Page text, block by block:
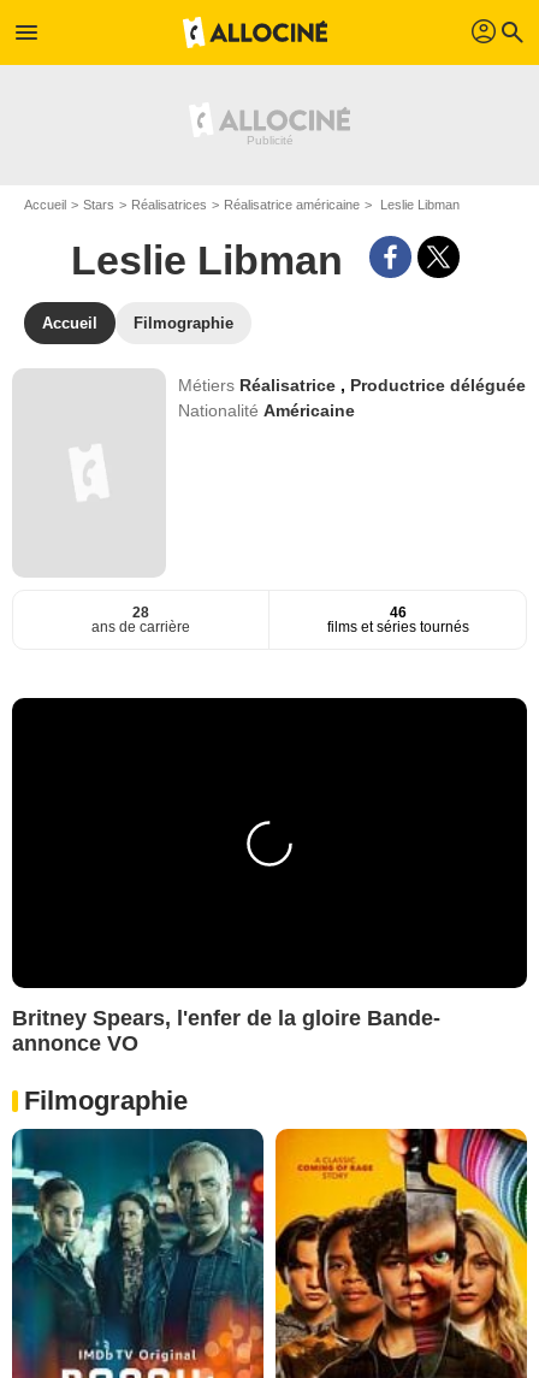
menu profil search
Accueil Stars Réalisatrices Réalisatrice américaine Leslie Libman
Leslie Libman
Accueil Filmographie
Métiers Réalisatrice , Productrice déléguée
NationalitéAméricaine
28
ans de carrière
46
films et séries tournés
Britney Spears, l'enfer de la gloire Bande-
annonce VO
Filmographie